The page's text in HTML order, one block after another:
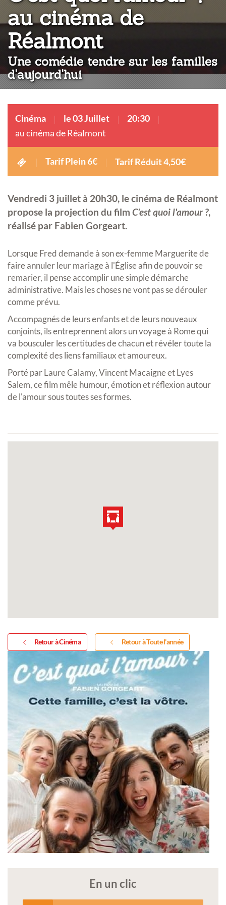
au cinéma de
Réalmont:
Une comédie tendre sur les familles
d'aujourd'hui
Cinéma le 03 Juillet
20:30
au cinéma de Réalmont
Tarif Plein 6€ Tarif Réduit 4,50€
Vendredi 3 juillet à 20h30, le cinéma de Réalmont
propose la projection du film C'est quoi l'amour ?,
réalisé par Fabien Gorgeart.
Lorsque Fred demande à son ex-femme Marguerite de
faire annuler leur mariage à l'Église afin de pouvoir se
remarier, il pense accomplir une simple démarche
administrative. Mais les choses ne vont pas se dérouler
comme prévu.
Accompagnés de leurs enfants et de leurs nouveaux
conjoints, ils entreprennent alors un voyage à Rome qui
va bousculer les certitudes de chacun et révéler toute la
complexité des liens familiaux et amoureux.
Porté par Laure Calamy, Vincent Macaigne et Lyes
Salem, ce film mêle humour, émotion et réflexion autour
de l'amour sous toutes ses formes.
Retour à Cinéma Retour à Toute l'année
En un clic